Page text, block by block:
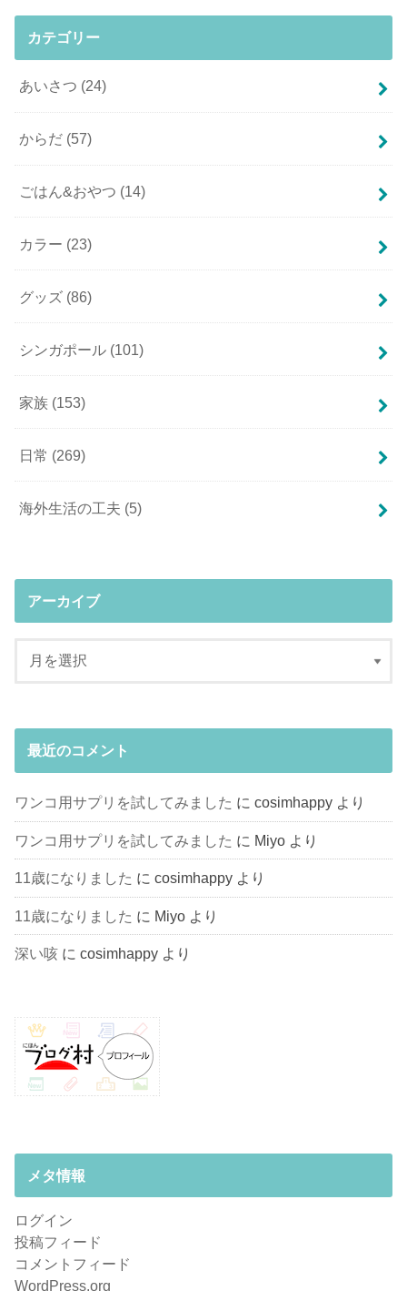
カテゴリー
あいさつ (24)
からだ (57)
ごはん&おやつ (14)
カラー (23)
グッズ (86)
シンガポール (101)
家族 (153)
日常 (269)
海外生活の工夫 (5)
アーカイブ
最近のコメント
ワンコ用サプリを試してみました にcosimhappy より
ワンコ用サプリを試してみました に Miyo より
11歳になりました にcosimhappy より
11歳になりました に Miyo より
深い咳 にcosimhappy より
メタ情報
ログイン
投稿フィード
コメントフィード
WordPress.org